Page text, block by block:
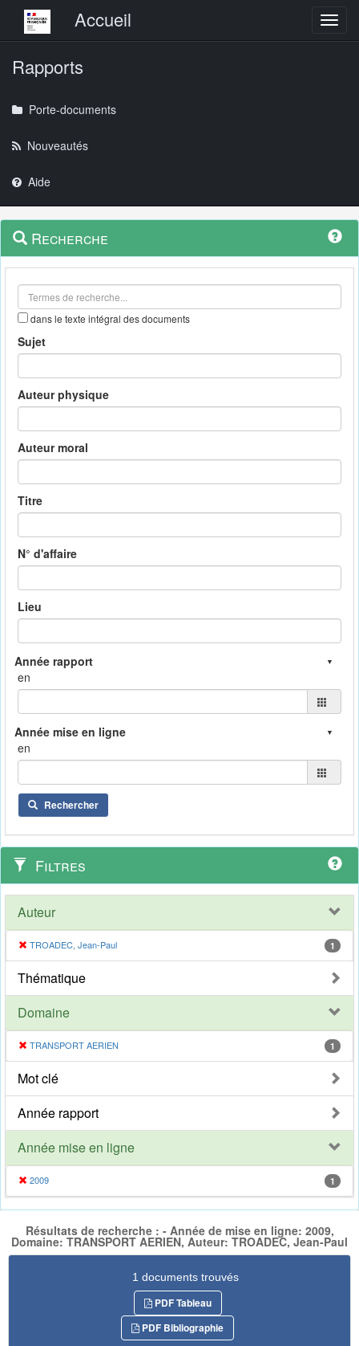
Menu principalAccueil
Rapports
Porte-documents
Nouveautés
Aide
Navigation
outils
Menu
contextuel
Recherche
dans le texte intégral des documents
Sujet
Auteur physique
Auteur moral
Titre
N° d'affaire
Lieu
en
en
Rechercher
Filtres
Auteur
TROADEC, Jean-Paul 1
Thématique
Domaine
TRANSPORT AERIEN 1
Mot clé
Année rapport
Année mise en ligne
2009 1
Résultats de recherche : - Année de mise en ligne: 2009,
Domaine: TRANSPORT AERIEN, Auteur: TROADEC, Jean-Paul
1 documents trouvés
PDF Tableau
PDF Bibliographie